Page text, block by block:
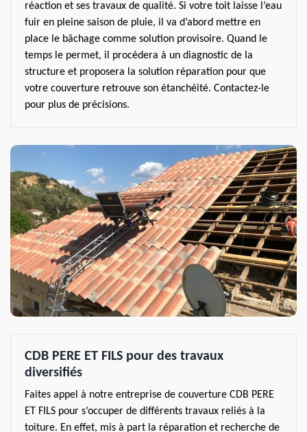
réaction et ses travaux de qualité. Si votre toit laisse l’eau
fuir en pleine saison de pluie, il va d’abord mettre en
place le bâchage comme solution provisoire. Quand le
temps le permet, il procédera à un diagnostic de la
structure et proposera la solution réparation pour que
votre couverture retrouve son étanchéité. Contactez-le
pour plus de précisions.
CDB PERE ET FILS pour des travaux
diversifiés
Faites appel à notre entreprise de couverture CDB PERE
ET FILS pour s’occuper de différents travaux reliés à la
toiture. En effet, mis à part la réparation et recherche de